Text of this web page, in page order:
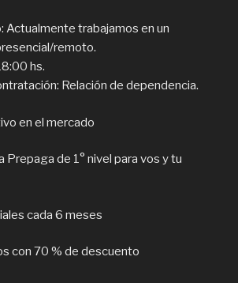
Actualmente trabajamos en un
remoto.
hs.
Relación de dependencia.
en el mercado
Prepaga de 1° nivel para vos y tu
cada 6 meses
con 70 % de descuento